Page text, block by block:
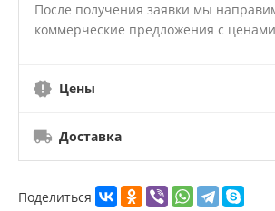
После получения заявки мы
коммерческие предложения с
Цены
Доставка
Поделиться